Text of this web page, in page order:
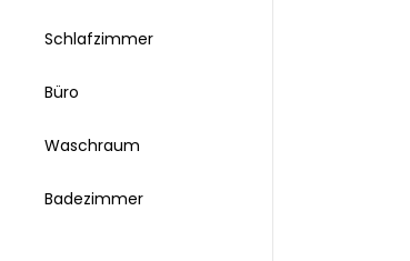
Schlafzimmer
Büro
Waschraum
Badezimmer